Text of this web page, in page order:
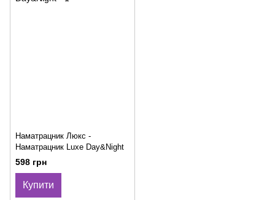
Наматрацник Люкс -
Наматрацник Luxe Day&Night
598 грн
Купити